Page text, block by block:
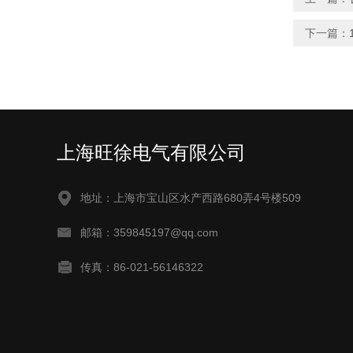
下一篇：
上海旺徐电气有限公司
地址：上海市宝山区水产西路680弄4号楼509
邮箱：359845197@qq.com
传真：86-021-56146322